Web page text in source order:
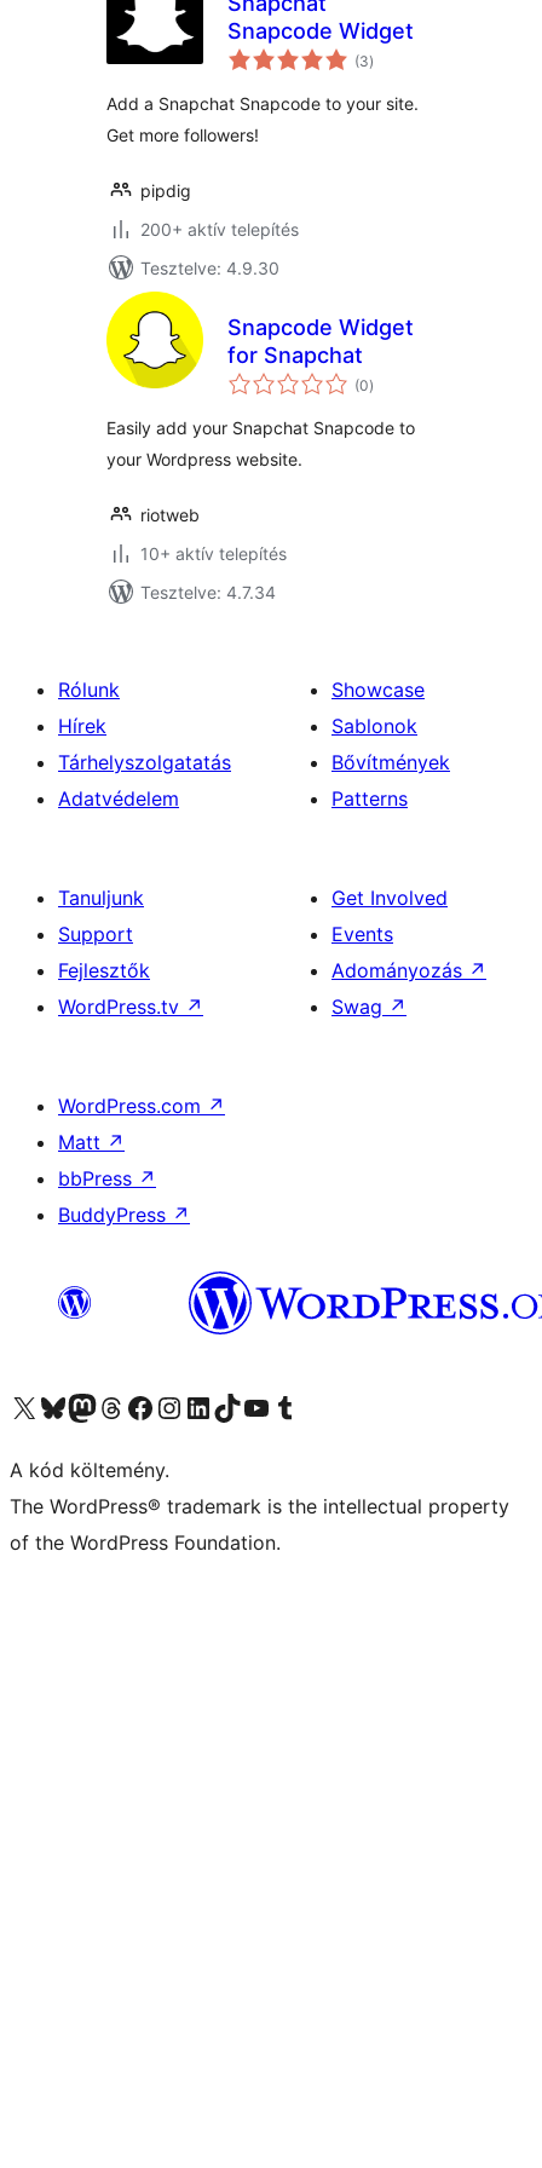
Snapcode Widget
(3értékelés
összesen
)
Add a Snapchat Snapcode to your site.
Get more followers!
pipdig
200+ aktív telepítés
Tesztelve: 4.9.30
Snapcode Widget
for Snapchat
(0értékelés
összesen
)
Easily add your Snapchat Snapcode to
your Wordpress website.
riotweb
10+ aktív telepítés
Tesztelve: 4.7.34
Rólunk
Hírek
Tárhelyszolgatatás
Adatvédelem
Showcase
Sablonok
Bővítmények
Patterns
Tanuljunk
Support
Fejlesztők
WordPress.tv ↗
Get Involved
Events
Adományozás ↗
Swag ↗
WordPress.com ↗
Matt ↗
bbPress ↗
BuddyPress ↗
Visit our X (formerly Twitter) account
Visit our Bluesky account
Twitter csatornánk
Visit our Threads account
Facebook oldalunk megtekintése
Visit our Instagram account
Visit our LinkedIn account
Visit our TikTok account
Visit our YouTube channel
Visit our Tumblr account
A kód költemény.
The WordPress® trademark is the intellectual property
of the WordPress Foundation.